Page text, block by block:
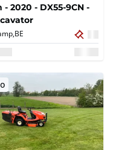
- 2020 - DX55-9CN -
BE